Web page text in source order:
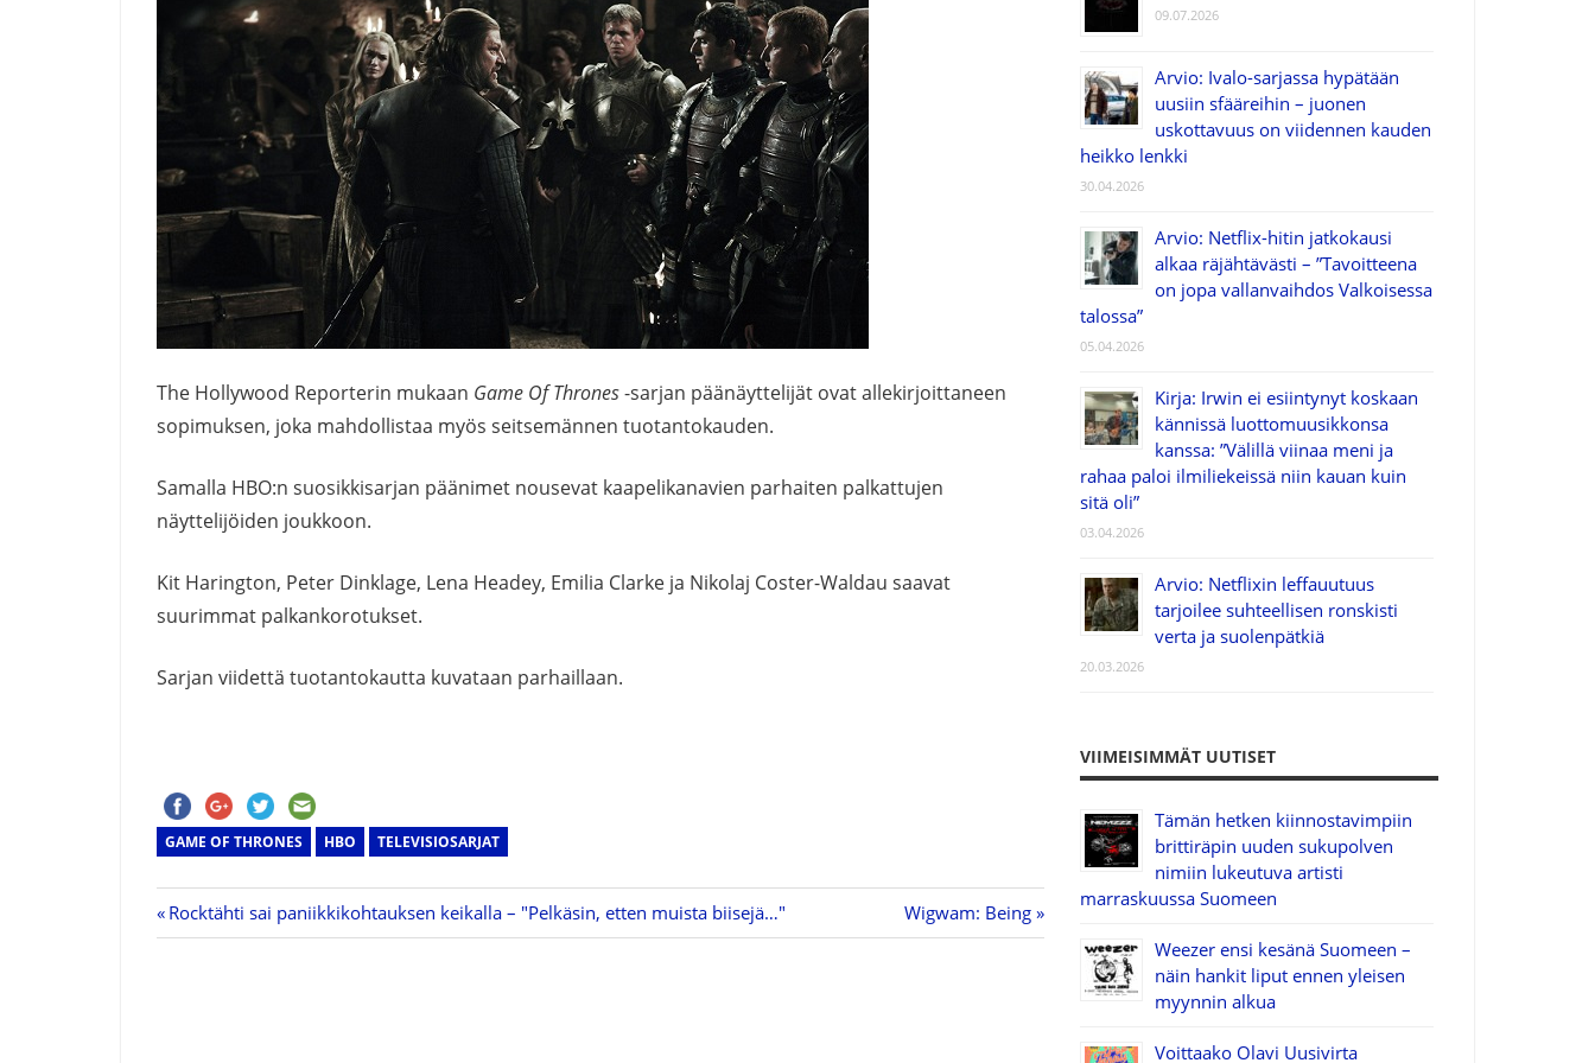
The Hollywood Reporterin mukaan Game Of Thrones-sarjan päänäyttelijät ovat allekirjoittaneen
sopimuksen, joka mahdollistaa myös seitsemännen tuotantokauden.
Samalla HBO:n suosikkisarjan päänimet nousevat kaapelikanavien parhaiten palkattujen
näyttelijöiden joukkoon.
Kit Harington, Peter Dinklage, Lena Headey, Emilia Clarke ja Nikolaj Coster-Waldau saavat
suurimmat palkankorotukset.
Sarjan viidettä tuotantokautta kuvataan parhaillaan.
GAME OF THRONES HBO TELEVISIOSARJAT
Artikkelien
Previous
Post:
Rocktähti sai paniikkikohtauksen keikalla – "Pelkäsin, etten muista biisejä…"
Next
Post:
Wigwam: Being
09.07.2026
Arvio: Ivalo-sarjassa hypätään
uusiin sfääreihin – juonen
uskottavuus on viidennen kauden
heikko lenkki
30.04.2026
Arvio: Netflix-hitin jatkokausi
alkaa räjähtävästi – ”Tavoitteena
on jopa vallanvaihdos Valkoisessa
talossa”
05.04.2026
Kirja: Irwin ei esiintynyt koskaan
kännissä luottomuusikkonsa
kanssa: ”Välillä viinaa meni ja
rahaa paloi ilmiliekeissä niin kauan kuin
sitä oli”
03.04.2026
Arvio: Netflixin leffauutuus
tarjoilee suhteellisen ronskisti
verta ja suolenpätkiä
20.03.2026
VIIMEISIMMÄT UUTISET
Tämän hetken kiinnostavimpiin
brittiräpin uuden sukupolven
nimiin lukeutuva artisti
marraskuussa Suomeen
Weezer ensi kesänä Suomeen –
näin hankit liput ennen yleisen
myynnin alkua
Voittaako Olavi Uusivirta